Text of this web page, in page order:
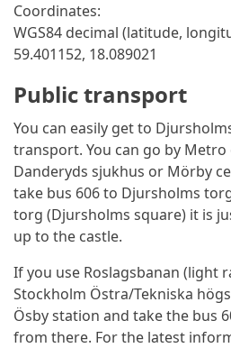
Coordinates:
WGS84 decimal (latitude,
59.401152, 18.089021
Public transport
You can easily get to
transport. You can go by Metro
Danderyds sjukhus or Mörby
take bus 606 to Djursholms
torg (Djursholms square) it is
up to the castle.
If you use Roslagsbanan (light
Stockholm Östra/Tekniska
Ösby station and take the bus
from there. For the latest